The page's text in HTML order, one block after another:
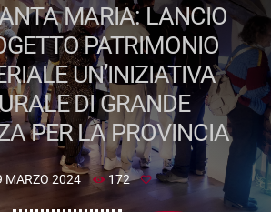
MARIA: LANCIO
PATRIMONIO
UN’INIZIATIVA
DI GRANDE
PER LA PROVINCIA
MARZO 2024 172